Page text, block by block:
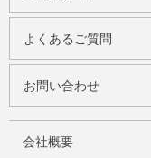
よくあるご質問
お問い合わせ
会社概要